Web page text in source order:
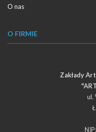
O nas
O FIRMIE
Zakłady
ul.